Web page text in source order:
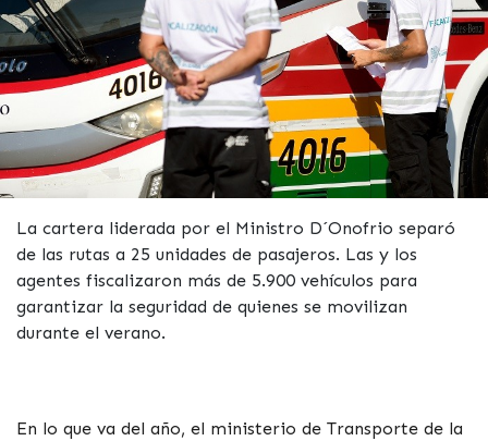
La cartera liderada por el Ministro D´Onofrio separó
de las rutas a 25 unidades de pasajeros. Las y los
agentes fiscalizaron más de 5.900 vehículos para
garantizar la seguridad de quienes se movilizan
durante el verano.
En lo que va del año, el ministerio de Transporte de la